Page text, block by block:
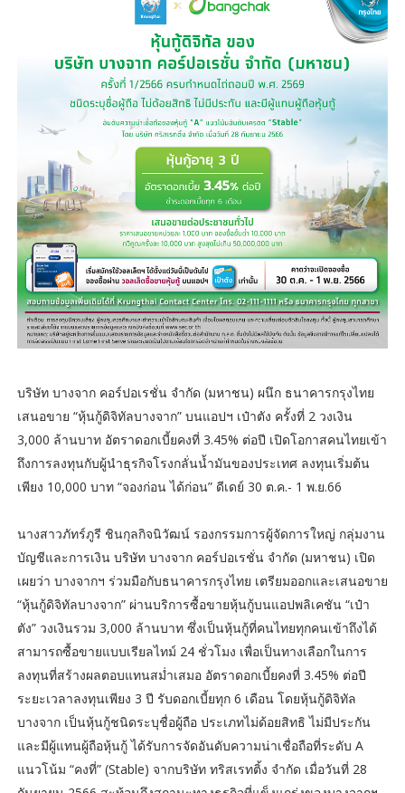
บริษัท บางจาก คอร์ปอเรชั่น จำกัด (มหาชน) ผนึก ธนาคารกรุงไทย
เสนอขาย “หุ้นกู้ดิจิทัลบางจาก” บนแอปฯ เป๋าตัง ครั้งที่ 2 วงเงิน
3,000 ล้านบาท อัตราดอกเบี้ยคงที่ 3.45% ต่อปี เปิดโอกาสคนไทยเข้า
ถึงการลงทุนกับผู้นำธุรกิจโรงกลั่นน้ำมันของประเทศ ลงทุนเริ่มต้น
เพียง 10,000 บาท “จองก่อน ได้ก่อน” ดีเดย์ 30 ต.ค.- 1 พ.ย.66
นางสาวภัทร์ภูรี ชินกุลกิจนิวัฒน์ รองกรรมการผู้จัดการใหญ่ กลุ่มงาน
บัญชีและการเงิน บริษัท บางจาก คอร์ปอเรชั่น จำกัด (มหาชน) เปิด
เผยว่า บางจากฯ ร่วมมือกับธนาคารกรุงไทย เตรียมออกและเสนอขาย
“หุ้นกู้ดิจิทัลบางจาก” ผ่านบริการซื้อขายหุ้นกู้บนแอปพลิเคชัน “เป๋า
ตัง” วงเงินรวม 3,000 ล้านบาท ซึ่งเป็นหุ้นกู้ที่คนไทยทุกคนเข้าถึงได้
สามารถซื้อขายแบบเรียลไทม์ 24 ชั่วโมง เพื่อเป็นทางเลือกในการ
ลงทุนที่สร้างผลตอบแทนสม่ำเสมอ อัตราดอกเบี้ยคงที่ 3.45% ต่อปี
ระยะเวลาลงทุนเพียง 3 ปี รับดอกเบี้ยทุก 6 เดือน โดยหุ้นกู้ดิจิทัล
บางจาก เป็นหุ้นกู้ชนิดระบุชื่อผู้ถือ ประเภทไม่ด้อยสิทธิ ไม่มีประกัน
และมีผู้แทนผู้ถือหุ้นกู้ ได้รับการจัดอันดับความน่าเชื่อถือที่ระดับ A
แนวโน้ม “คงที่” (Stable) จากบริษัท ทริสเรทติ้ง จำกัด เมื่อวันที่ 28